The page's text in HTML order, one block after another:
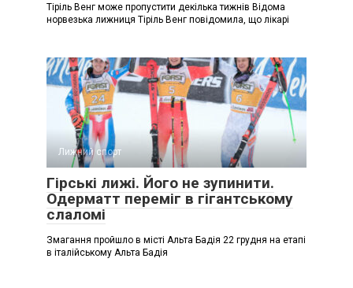
Тіріль Венг може пропустити декілька тижнів Відома
норвезька лижниця Тіріль Венг повідомила, що лікарі
Лижний спорт
Гірські лижі. Його не зупинити.
Одерматт переміг в гігантському
слаломі
Змагання пройшло в місті Альта Бадія 22 грудня на етапі
в італійському Альта Бадія